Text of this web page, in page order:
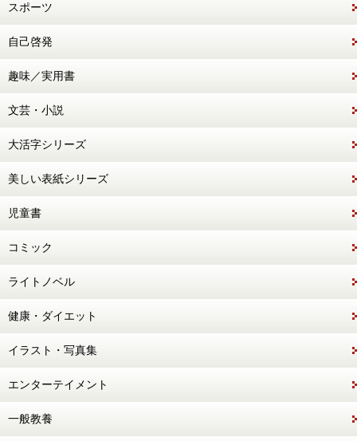
スポーツ
自己啓発
趣味／実用書
文芸・小説
大活字シリーズ
美しい表紙シリーズ
児童書
コミック
ライトノベル
健康・ダイエット
イラスト・写真集
エンターテイメント
一般教養